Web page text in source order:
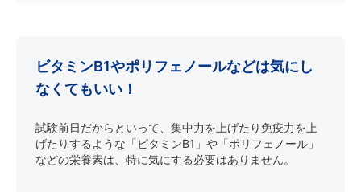
ビタミンB1やポリフェノールなどは気にし
なくてもいい！
試験前日だからといって、集中力を上げたり免疫力を上
げたりするような「ビタミンB1」や「ポリフェノール」
などの栄養素は、特に気にする必要はありません。